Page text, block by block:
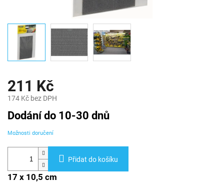
211 Kč
174 Kč bez DPH
Měrná
cena:
Dodání do 10-30 dnů
Možnosti doručení
Přidat do košíku
17 x 10,5 cm